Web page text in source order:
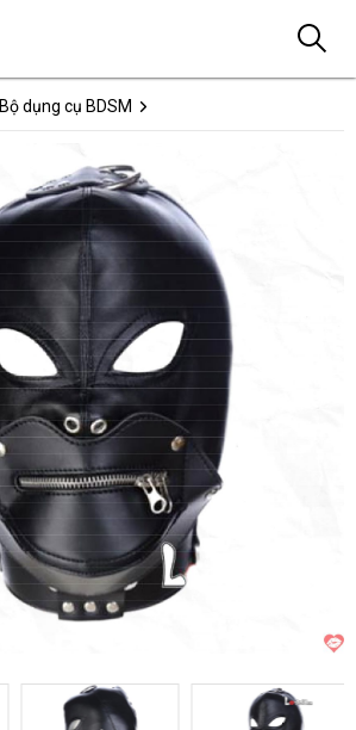
Bộ dụng cụ BDSM